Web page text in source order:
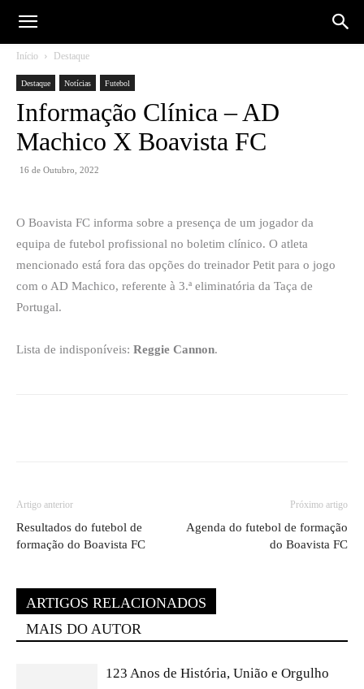
Início Destaque
Destaque Notícias Futebol
Informação Clínica – AD
Machico X Boavista FC
16 de Outubro, 2022
O Boavista FC informa sobre a presença de um jogador da
equipa de futebol profissional no boletim clínico. O atleta
mencionado está fora das opções do treinador Petit para o jogo
com o AD Machico, referente à 3.ª eliminatória da Taça de
Portugal.
Lista de indisponíveis: Reggie Cannon.
Artigo anterior
Resultados do futebol de
formação do Boavista FC
Próximo artigo
Agenda do futebol de formação
do Boavista FC
ARTIGOS RELACIONADOS
MAIS DO AUTOR
123 Anos de História, União e Orgulho